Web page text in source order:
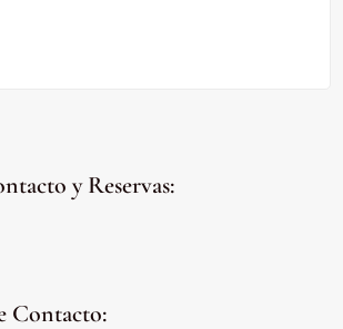
y Reservas:
Contacto: